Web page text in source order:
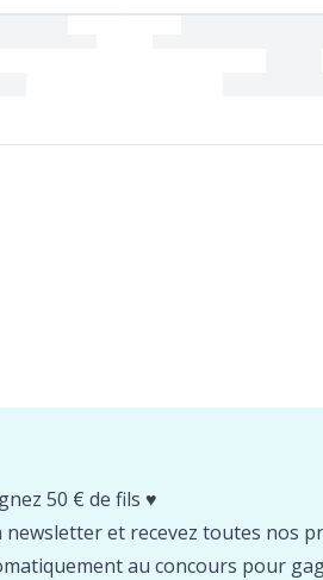
50 € de fils ♥️
et recevez toutes nos
au concours pour